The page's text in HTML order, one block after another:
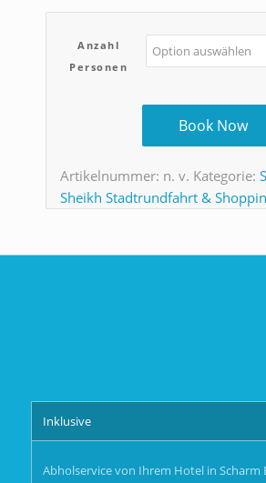
Anzahl
Personen
Book Now
Artikelnummer: n. v. Kategorie:
Sheikh Stadtrundfahrt &
Inklusive
Abholservice von Ihrem Hotel in Scharm